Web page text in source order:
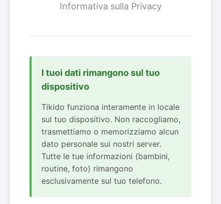
Informativa sulla Privacy
I tuoi dati rimangono sul tuo
dispositivo
Tikido funziona interamente in locale
sul tuo dispositivo. Non raccogliamo,
trasmettiamo o memorizziamo alcun
dato personale sui nostri server.
Tutte le tue informazioni (bambini,
routine, foto) rimangono
esclusivamente sul tuo telefono.